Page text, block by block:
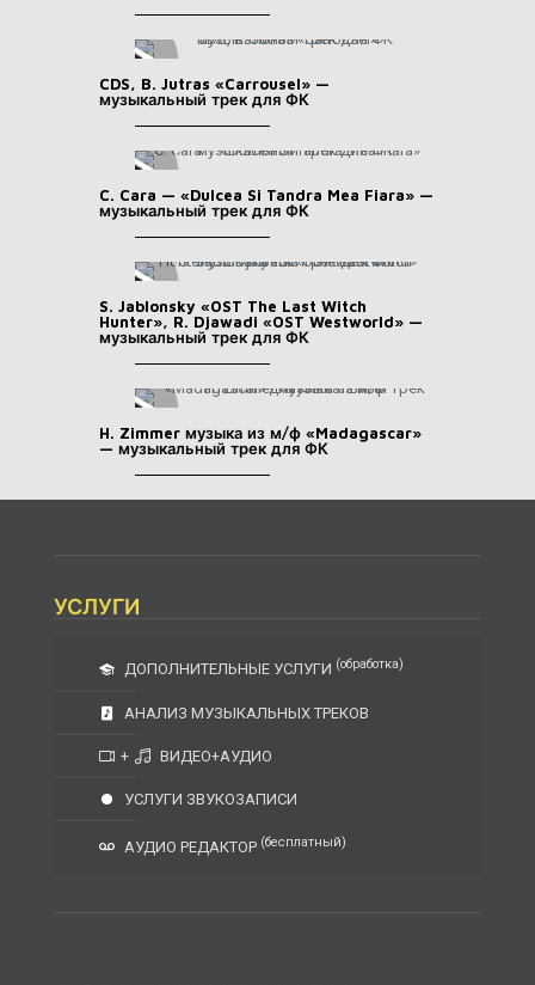
CDS, B. Jutras «Carrousel» —
музыкальный трек для ФК
C. Cara — «Dulcea Si Tandra Mea Fiara» —
музыкальный трек для ФК
S. Jablonsky «OST The Last Witch
Hunter», R. Djawadi «OST Westworld» —
музыкальный трек для ФК
H. Zimmer музыка из м/ф «Madagascar»
— музыкальный трек для ФК
УСЛУГИ
ДОПОЛНИТЕЛЬНЫЕ УСЛУГИ (обработка)
АНАЛИЗ МУЗЫКАЛЬНЫХ ТРЕКОВ
+ ВИДЕО+АУДИО
УСЛУГИ ЗВУКОЗАПИСИ
АУДИО РЕДАКТОР (бесплатный)